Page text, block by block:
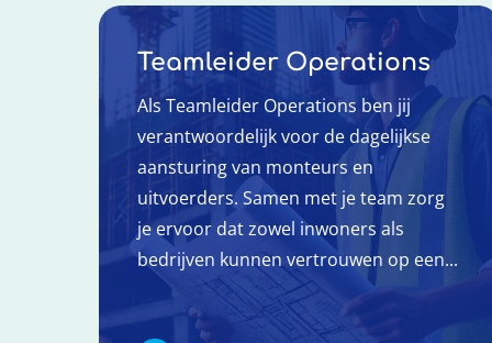
Teamleider Operations
Als Teamleider Operations ben jij
verantwoordelijk voor de dagelijkse
aansturing van monteurs en
uitvoerders. Samen met je team zorg
je ervoor dat zowel inwoners als
bedrijven kunnen vertrouwen op een...